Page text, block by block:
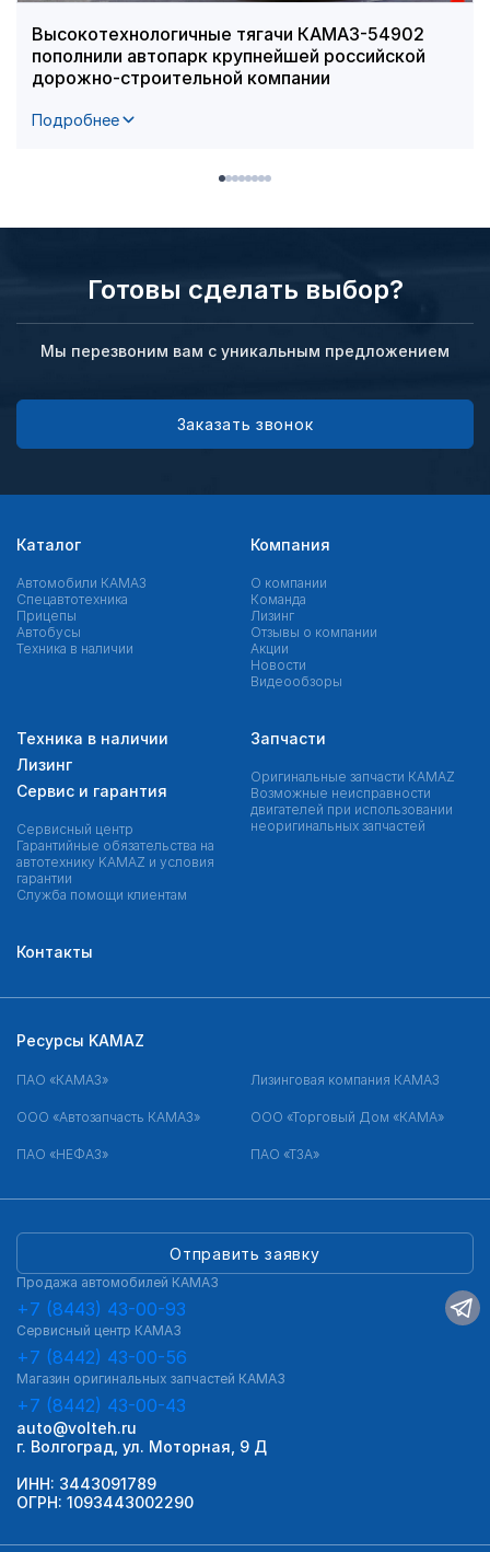
Высокотехнологичные тягачи КАМАЗ-54902
пополнили автопарк крупнейшей российской
дорожно-строительной компании
Подробнее
Готовы сделать выбор?
Мы перезвоним вам с уникальным предложением
Заказать звонок
Каталог
Автомобили КАМАЗ
Спецавтотехника
Прицепы
Автобусы
Техника в наличии
Компания
О компании
Команда
Лизинг
Отзывы о компании
Акции
Новости
Видеообзоры
Техника в наличии
Лизинг
Сервис и гарантия
Сервисный центр
Гарантийные обязательства на
автотехнику KAMAZ и условия
гарантии
Служба помощи клиентам
Запчасти
Оригинальные запчасти КAMAZ
Возможные неисправности
двигателей при использовании
неоригинальных запчастей
Контакты
Отправить заявку
Продажа автомобилей КАМАЗ
+7 (8443) 43-00-93
Сервисный центр КАМАЗ
+7 (8442) 43-00-56
Магазин оригинальных запчастей КАМАЗ
+7 (8442) 43-00-43
auto@volteh.ru
г. Волгоград, ул. Моторная, 9 Д
ИНН: 3443091789
ОГРН: 1093443002290
Ресурсы KAMAZ
ПАО «КАМАЗ» Лизинговая компания КАМАЗ
ООО «Автозапчасть КАМАЗ» ООО «Торговый Дом «КАМА»
ПАО «НЕФАЗ» ПАО «ТЗА»